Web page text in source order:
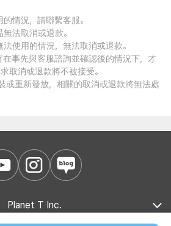
情況，請聯繫客服。
法取消或退款。
使用的情況，無法取消或退款。
在事先與客服諮詢並確認後的情況下，才
取消或退款將不被接受。
或重新發放，相關的取消或退款將無法處
Planet T Inc.